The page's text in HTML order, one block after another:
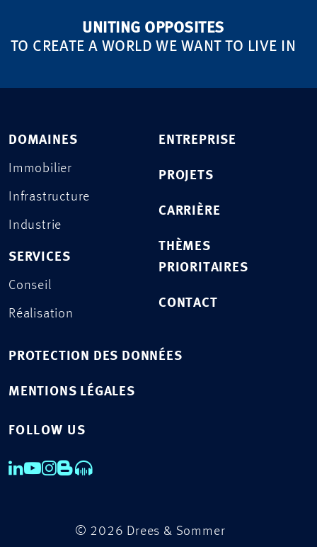
UNITING OPPOSITES
TO CREATE A WORLD WE WANT TO LIVE IN
DOMAINES
Immobilier
Infrastructure
Industrie
SERVICES
Conseil
Réalisation
ENTREPRISE
PROJETS
CARRIÈRE
THÈMES
PRIORITAIRES
CONTACT
PROTECTION DES DONNÉES
MENTIONS LÉGALES
FOLLOW US
© 2026 Drees & Sommer